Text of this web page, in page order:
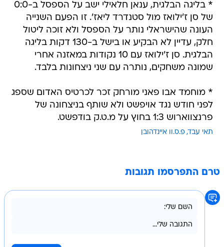
* בליגה הבלגית, ענאן חלאילי ישב על הספסל ב-0:0
של סן ז'ילואז מול סטנדרד ליאז'. זו הפעם השנייה
העונה שהישראלי נותר על הספסל ולא זוכה ליטול
חלק, עדיין לא הבקיע או בישל ב-130 דקות בליגה
הבלגית. סן ז'ילואז עם 10 נקודות במאזנה אחרי
שמונה משחקים, נותרה עם שני ניצחונות בלבד.
* מוחמד אבו פאני מורחק זכר לכרטיס האדום שספג
לפני חודש נגד אויפשט ולא שותף בניצחונה של
פרנצווארוש 1:3 בחוץ על מ.ט.ק בודפשט.
תאי עבד פ.ס.וו איינדהובן
טרם התפרסמו תגובות